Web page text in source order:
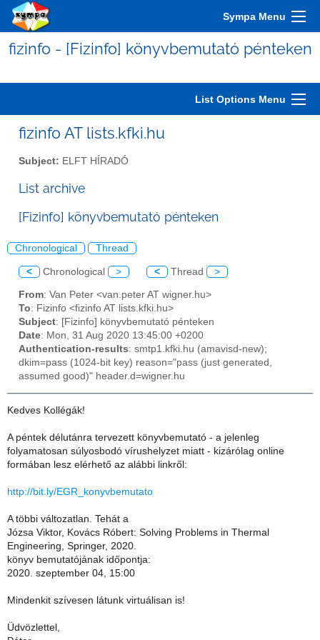
Sympa Menu
fizinfo - [Fizinfo] könyvbemutató pénteken
List Options Menu
fizinfo AT lists.kfki.hu
Subject: ELFT HÍRADÓ
List archive
[Fizinfo] könyvbemutató pénteken
Chronological Thread
< Chronological > < Thread >
From: Van Peter <van.peter AT wigner.hu>
To: Fizinfo <fizinfo AT lists.kfki.hu>
Subject: [Fizinfo] könyvbemutató pénteken
Date: Mon, 31 Aug 2020 13:45:00 +0200
Authentication-results: smtp1.kfki.hu (amavisd-new);
dkim=pass (1024-bit key) reason="pass (just generated,
assumed good)" header.d=wigner.hu
Kedves Kollégák!
A péntek délutánra tervezett könyvbemutató - a jelenleg
folyamatosan súlyosbodó vírushelyzet miatt - kizárólag online
formában lesz elérhető az alábbi linkről:
http://bit.ly/EGR_konyvbemutato
A többi változatlan. Tehát a
Józsa Viktor, Kovács Róbert: Solving Problems in Thermal
Engineering, Springer, 2020.
könyv bemutatójának időpontja:
2020. szeptember 04, 15:00
Mindenkit szívesen látunk virtuálisan is!
Üdvözlettel,